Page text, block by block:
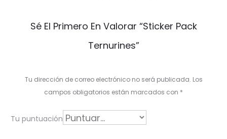
c
Sé El Primero En Valorar “Sticker Pack
Ternurines”
Tu dirección de correo electrónico no será publicada. Los
campos obligatorios están marcados con *
Tu puntuación